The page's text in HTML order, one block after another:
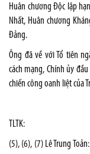
Huân chương Độc lập
Nhất, Huân chương
Đảng.
Ông đã về với Tổ tiên
cách mạng, Chính ủy
chiến công oanh liệt của
TLTK:
(5), (6), (7) Lê Trung Toản: